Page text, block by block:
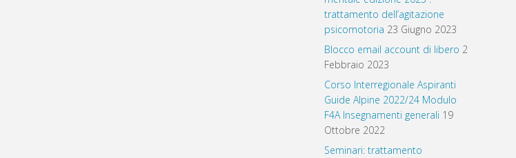
trattamento dell’agitazione
psicomotoria 23 Giugno 2023
Blocco email account di libero 2
Febbraio 2023
Corso Interregionale Aspiranti
Guide Alpine 2022/24 Modulo
F4A Insegnamenti generali 19
Ottobre 2022
Seminari: trattamento